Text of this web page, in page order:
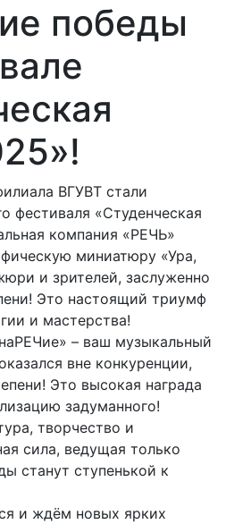
победы
ВГУВТ стали
фестиваля «Студенческая
компания «РЕЧЬ»
миниатюру «Ура,
и зрителей, заслуженно
Это настоящий триумф
и мастерства!
– ваш музыкальный
вне конкуренции,
Это высокая награда
задуманного!
творчество и
сила, ведущая только
станут ступенькой к
и ждём новых ярких